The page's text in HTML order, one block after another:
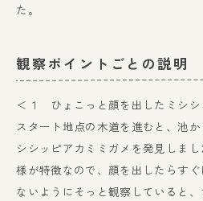
た。
観察ポイントごとの説明
＜１ ひょこっと顔を出したミシシ
スタート地点の木道を進むと、池
シシッピアカミミガメを発見しま
様が特徴なので、顔を出したらす
ないようにそっと観察していると